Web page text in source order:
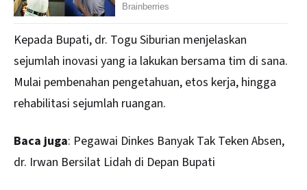
Kepada Bupati, dr. Togu Siburian menjelaskan
sejumlah inovasi yang ia lakukan bersama tim di sana.
Mulai pembenahan pengetahuan, etos kerja, hingga
rehabilitasi sejumlah ruangan.
Baca juga: Pegawai Dinkes Banyak Tak Teken Absen,
dr. Irwan Bersilat Lidah di Depan Bupati